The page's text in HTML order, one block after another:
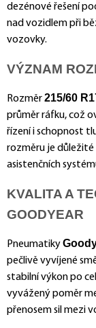
dezénové řešení
nad vozidlem při
vozovky.
VÝZNAM
Rozměr215/60
průměr ráfku, což
řízení i schopnost
rozměru je
asistenčních
KVALITA A
GOODYEAR
Pneumatiky
pečlivě vyvíjené
stabilní výkon po
vyvážený poměr
přenosem sil mezi